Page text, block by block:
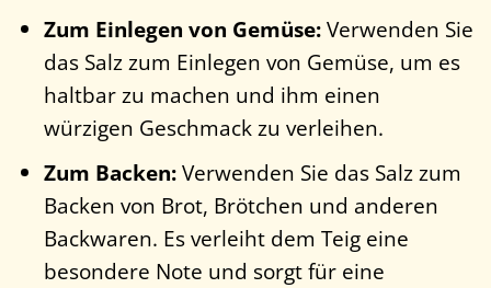
Zum Einlegen von Gemüse:Verwenden Sie
das Salz zum Einlegen von Gemüse, um es
haltbar zu machen und ihm einen
würzigen Geschmack zu verleihen.
Zum Backen:Verwenden Sie das Salz zum
Backen von Brot, Brötchen und anderen
Backwaren. Es verleiht dem Teig eine
besondere Note und sorgt für eine